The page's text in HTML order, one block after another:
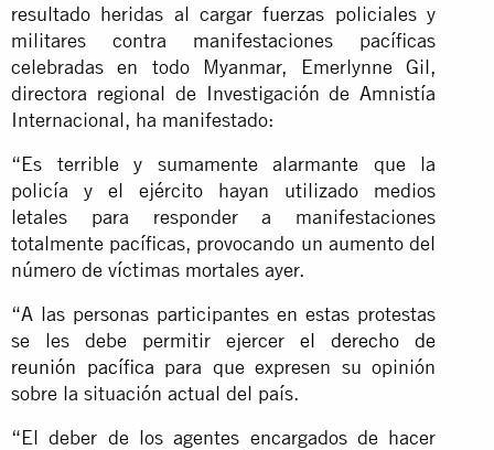
resultado heridas al cargar fuerzas policiales y
militares contra manifestaciones pacíficas
celebradas en todo Myanmar, Emerlynne Gil,
directora regional de Investigación de Amnistía
Internacional, ha manifestado:
“Es terrible y sumamente alarmante que la
policía y el ejército hayan utilizado medios
letales para responder a manifestaciones
totalmente pacíficas, provocando un aumento del
número de víctimas mortales ayer.
“A las personas participantes en estas protestas
se les debe permitir ejercerel derecho de
reunión pacífica para que expresen su opinión
sobre la situación actual del país.
“El deber de los agentes encargados de hacer